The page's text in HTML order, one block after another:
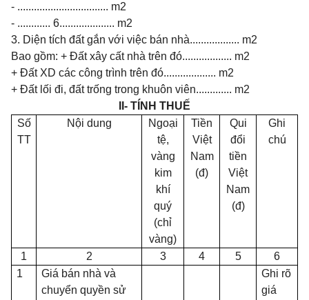
- ................................. m2
- ............ 6.................... m2
3. Diện tích đất gắn với việc bán nhà.................. m2
Bao gồm: + Đất xây cất nhà trên đó.................. m2
+ Đất XD các công trình trên đó................... m2
+ Đất lối đi, đất trống trong khuôn viên............. m2
II- TÍNH THUẾ
Số
TT
Nội dung
Ngoại
tệ,
vàng
kim
khí
quý
(chỉ
vàng)
Tiền
Việt
Nam
(đ)
Qui
đổi
tiền
Việt
Nam
(đ)
Ghi
chú
1 2 3 4 5
6
1
Giá bán nhà và
chuyển quyền sử
Ghi rõ
giá